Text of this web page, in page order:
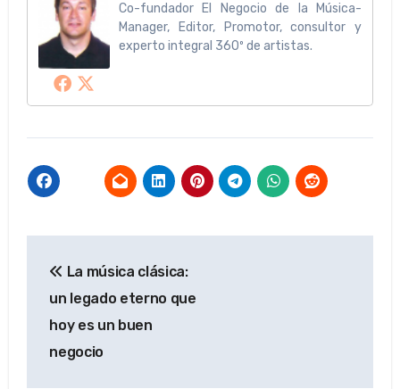
Co-fundador El Negocio de la Música-
Manager, Editor, Promotor, consultor y
experto integral 360º de artistas.
de
entradas
La música clásica:
un legado eterno que
hoy es un buen
negocio